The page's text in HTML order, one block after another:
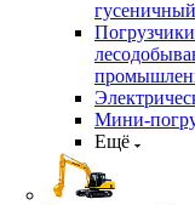
гусеничный
Мини-
Ещё